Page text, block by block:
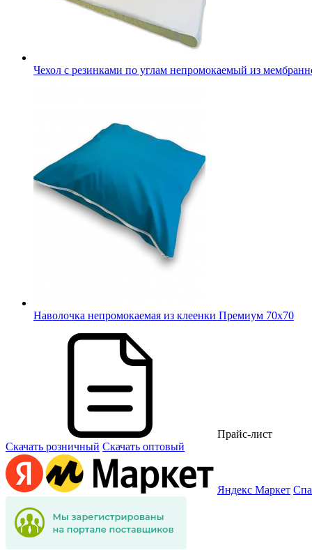
Чехол с резинками по углам непромокаемый из
Наволочка непромокаемая из клеенки Премиум 70х70
Прайс-лист
Скачать розничный Скачать оптовый
Яндекс Маркет